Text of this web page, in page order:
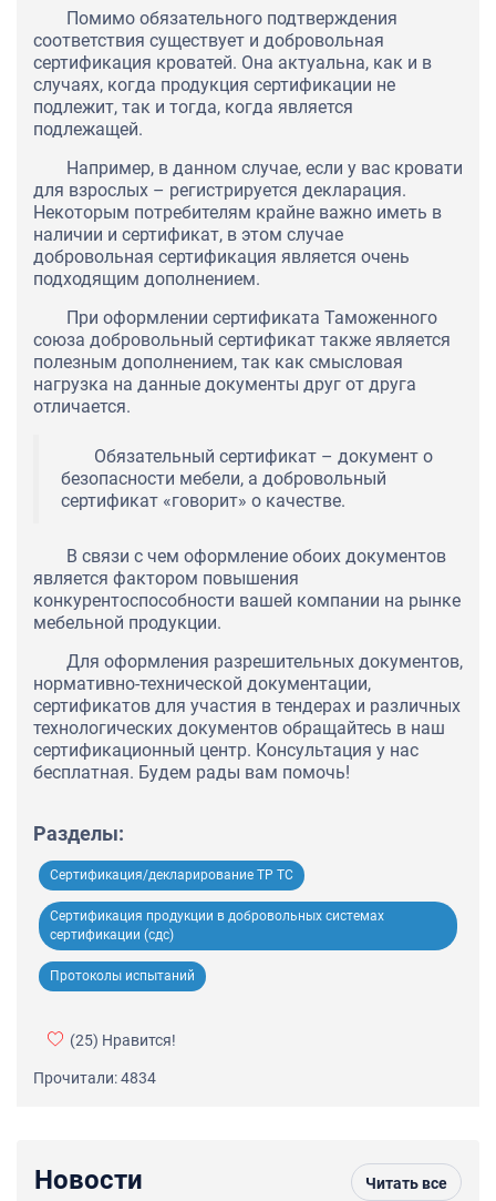
Помимо обязательного подтверждения
соответствия существует и добровольная
сертификация кроватей. Она актуальна, как и в
случаях, когда продукция сертификации не
подлежит, так и тогда, когда является
подлежащей.
Например, в данном случае, если у вас кровати
для взрослых – регистрируется декларация.
Некоторым потребителям крайне важно иметь в
наличии и сертификат, в этом случае
добровольная сертификация является очень
подходящим дополнением.
При оформлении сертификата Таможенного
союза добровольный сертификат также является
полезным дополнением, так как смысловая
нагрузка на данные документы друг от друга
отличается.
Обязательный сертификат – документ о
безопасности мебели, а добровольный
сертификат «говорит» о качестве.
В связи с чем оформление обоих документов
является фактором повышения
конкурентоспособности вашей компании на рынке
мебельной продукции.
Для оформления разрешительных документов,
нормативно-технической документации,
сертификатов для участия в тендерах и различных
технологических документов обращайтесь в наш
сертификационный центр. Консультация у нас
бесплатная. Будем рады вам помочь!
Разделы:
Сертификация/декларирование ТР ТС
Сертификация продукции в добровольных системах
сертификации (сдс)
Протоколы испытаний
(25) Нравится!
Прочитали: 4834
Новости Читать все